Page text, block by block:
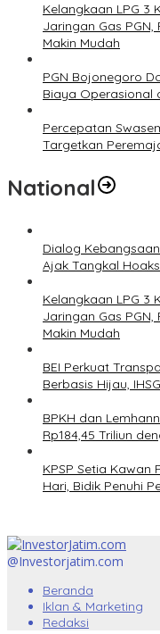
Kelangkaan LPG 3
Jaringan Gas
Makin Mudah
PGN Bojonegoro
Biaya Operasional
Percepatan
Targetkan
National
Dialog
Ajak Tangkal
Kelangkaan LPG 3
Jaringan Gas
Makin Mudah
BEI Perkuat
Berbasis Hijau,
BPKH dan
Rp184,45 Triliun
KPSP Setia Kawan
Hari, Bidik Penuhi
@Investorjatim.com
Beranda
Iklan & Marketing
Redaksi